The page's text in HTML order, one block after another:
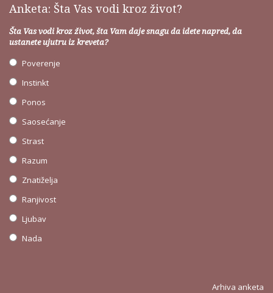
Anketa: Šta Vas vodi kroz život?
Šta Vas vodi kroz život, šta Vam daje snagu da idete napred, da
ustanete ujutru iz kreveta?
Poverenje
Instinkt
Ponos
Saosećanje
Strast
Razum
Znatiželja
Ranjivost
Ljubav
Nada
Arhiva anketa